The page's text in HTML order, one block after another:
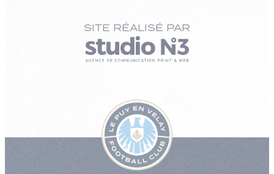
SITE RÉALISÉ PAR